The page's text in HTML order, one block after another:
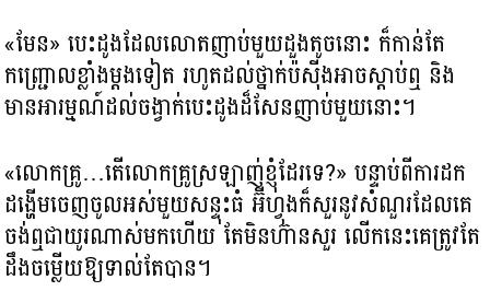
«មែន» បេះដូងដែលលោតញាប់មួយដួងតូចនោះ ក៏កាន់តែ
កញ្ជ្រោលខ្លាំងម្ដងទៀត រហូតដល់ថ្នាក់ប៉ស៊ីងអាចស្ដាប់ឮ និង
មានអារម្មណ៍ដល់ចង្វាក់បេះដូងដ៏សែនញាប់មួយនោះ។
«លោកគ្រូ…តើលោកគ្រូស្រឡាញ់ខ្ញុំដែរទេ?​» បន្ទាប់ពីការដក
ដង្ហើមចេញចូលអស់មួយសន្ទុះធំ អ៊ីហ្វុងក៏សួរនូវសំណួរដែលគេ
ចង់ឮជាយូរណាស់មកហើយ តែមិនហ៊ានសួរ លើកនេះគេត្រូវតែ
ដឹងចម្លើយឱ្យទាល់តែបាន។